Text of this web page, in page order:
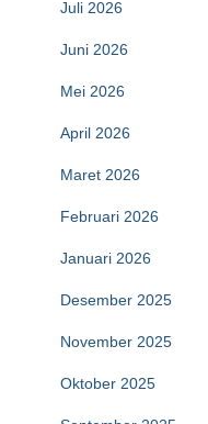
Juli 2026
Juni 2026
Mei 2026
April 2026
Maret 2026
Februari 2026
Januari 2026
Desember 2025
November 2025
Oktober 2025